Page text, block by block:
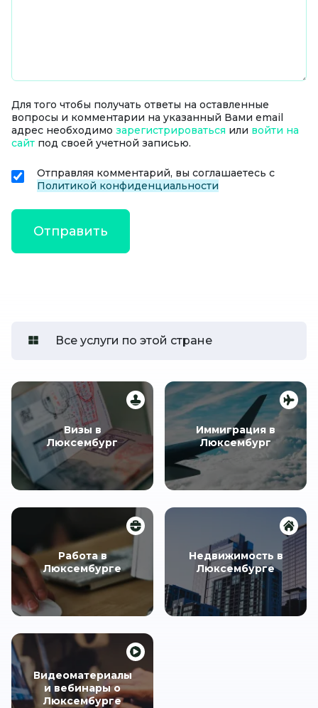
Для того чтобы получать ответы на оставленные
вопросы и комментарии на указанный Вами email
адрес необходимо зарегистрироваться или войти на
сайт под своей учетной записью.
Отправляя комментарий, вы соглашаетесь с
Политикой конфиденциальности
Все услуги по этой стране
Визы в
Люксембург
Иммиграция в
Люксембург
Работа в
Люксембурге
Недвижимость в
Люксембурге
Видеоматериалы
и вебинары о
Люксембурге